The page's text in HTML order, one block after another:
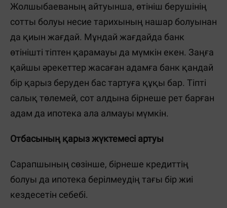
Жолшыбаеваның айтуынша, өтініш берушінің
сотты болуы несие тарихының нашар болуынан
да қиын жағдай. Мұндай жағдайда банк
өтінішті тіптен қарамауы да мүмкін екен. Заңға
қайшы әрекеттер жасаған адамға банк қандай
бір қарыз беруден бас тартуға құқы бар. Тіпті
салық төлемей, сот алдына бірнеше рет барған
адам да ипотека ала алмауы мүмкін.
Отбасының қарыз жүктемесі артуы
Сарапшының сөзінше, бірнеше кредиттің
болуы да ипотека берілмеудің тағы бір жиі
кездесетін себебі.